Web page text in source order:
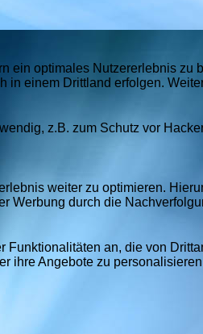
ein optimales Nutzererlebnis
in einem Drittland erfolgen.
z.B. zum Schutz vor
weiter zu optimieren.
Werbung durch die
Funktionalitäten an, die von
ihre Angebote zu